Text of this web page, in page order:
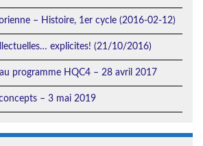
– Histoire, 1er cycle (2016-02-12)
explicites! (21/10/2016)
programme HQC4 – 28 avril 2017
– 3 mai 2019